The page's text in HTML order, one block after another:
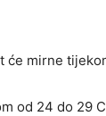
mirne
od 24 do 29